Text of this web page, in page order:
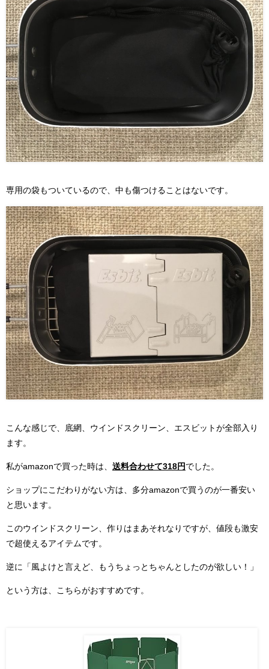
専用の袋もついているので、中も傷つけることはないです。
こんな感じで、底網、ウインドスクリーン、エスビットが全部入り
ます。
私がamazonで買った時は、 送料合わせて318円 でした。
ショップにこだわりがない方は、多分amazonで買うのが一番安い
と思います。
このウインドスクリーン、作りはまあそれなりですが、値段も激安
で超使えるアイテムです。
逆に「風よけと言えど、もうちょっとちゃんとしたのが欲しい！」
という方は、こちらがおすすめです。